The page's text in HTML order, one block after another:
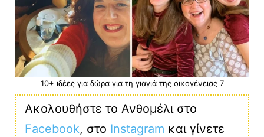
10+ ιδέες για δώρα για τη γιαγιά της οικογένειας 7
Ακολουθήστε το Ανθομέλι στο
Facebook, στο Instagram και γίνετε